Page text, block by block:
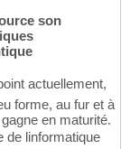
son
actuellement,
forme, au fur et à
en maturité.
linformatique